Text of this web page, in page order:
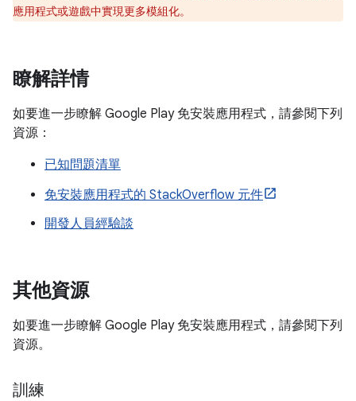
應用程式或遊戲中實現更多模組化。
瞭解詳情
如要進一步瞭解 Google Play 免安裝應用程式，請參閱下列
資源：
已知問題清單
免安裝應用程式的 StackOverflow 元件
開發人員經驗談
其他資源
如要進一步瞭解 Google Play 免安裝應用程式，請參閱下列
資源。
訓練